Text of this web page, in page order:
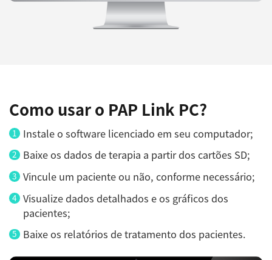
Como usar o PAP Link PC?
Instale o software licenciado em seu computador;
Baixe os dados de terapia a partir dos cartões SD;
Vincule um paciente ou não, conforme necessário;
Visualize dados detalhados e os gráficos dos
pacientes;
Baixe os relatórios de tratamento dos pacientes.